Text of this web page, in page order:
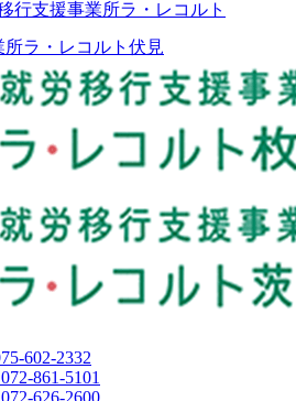
行支援事業所ラ・レコルト
602-2332
861-5101
626-2600